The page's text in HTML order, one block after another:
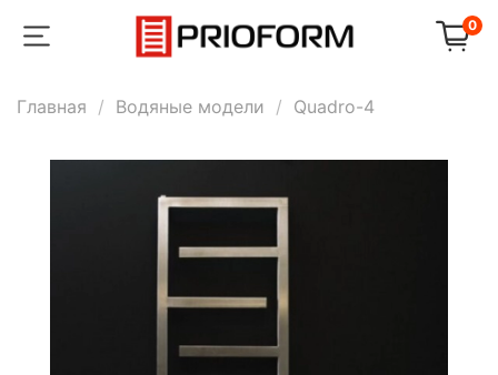
0
Главная Водяные модели Quadro-4